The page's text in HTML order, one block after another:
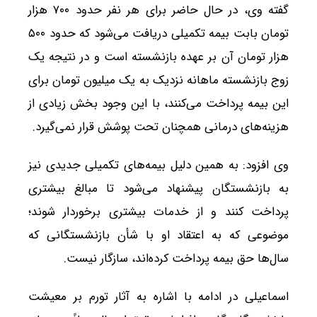
گفته وی، در حال حاضر برای هر نفر حدود ۷۰۰ هزار
تومان بابت بیمه تکمیلی دریافت می‌شود که حدود ۵۰۰
هزار تومان آن بر عهده بازنشسته است و در نتیجه یک
زوج بازنشسته ماهانه نزدیک به یک میلیون تومان برای
این بیمه پرداخت می‌کنند، با این وجود بخش زیادی از
هزینه‌های درمانی همچنان تحت پوشش قرار نمی‌گیرد.
وی افزود: به همین دلیل بیمه‌های تکمیلی جدیدی نیز
به بازنشستگان پیشنهاد می‌شود تا مبالغ بیشتری
پرداخت کنند و از خدمات بیشتری برخوردار شوند؛
موضوعی که به اعتقاد او با شأن بازنشستگانی که
سال‌ها حق بیمه پرداخت کرده‌اند، سازگار نیست.
اسماعیلی در ادامه با اشاره به آثار تورم بر معیشت